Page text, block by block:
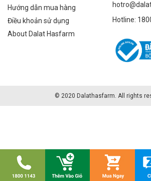
Hướng dẫn mua hàng
Điều khoản sử dụng
About Dalat Hasfarm
Hotline:
© 2020 Dalathasfarm. All rights